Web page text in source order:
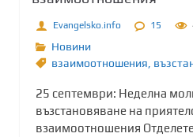
Evangelsko.info 15
Новини
взаимоотношения
25 септември: Неделна
възстановяване на
взаимоотношения